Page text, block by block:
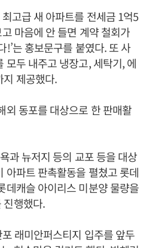
고급 새 아파트를 전세금 1억5
마음에 안 들면 계약 철회가
!’는 홍보문구를 붙였다. 또 사
모두 내주고 냉장고, 세탁기, 에
지 제공했다.
외 동포를 대상으로 한 판매활
과 뉴저지 등의 교포 등을 대상
아파트 판촉활동을 펼쳤고 롯데
데캐슬 아이리스 미분양 물량을
진행했다.
래미안퍼스티지 입주를 앞두